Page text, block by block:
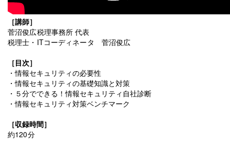
［講師］
菅沼俊広税理事務所 代表
税理士・ITコーディネータ 菅沼俊広
［目次］
・情報セキュリティの必要性
・情報セキュリティの基礎知識と対策
・５分でできる！情報セキュリティ自社診断
・情報セキュリティ対策ベンチマーク
［収録時間］
約120分